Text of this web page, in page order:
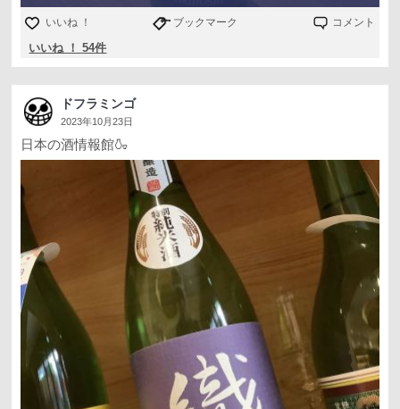
いいね ！ ブックマーク コメント
いいね ！ 54件
ドフラミンゴ
2023年10月23日
日本の酒情報館🍶